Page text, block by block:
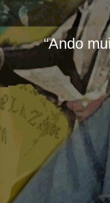
“Ando